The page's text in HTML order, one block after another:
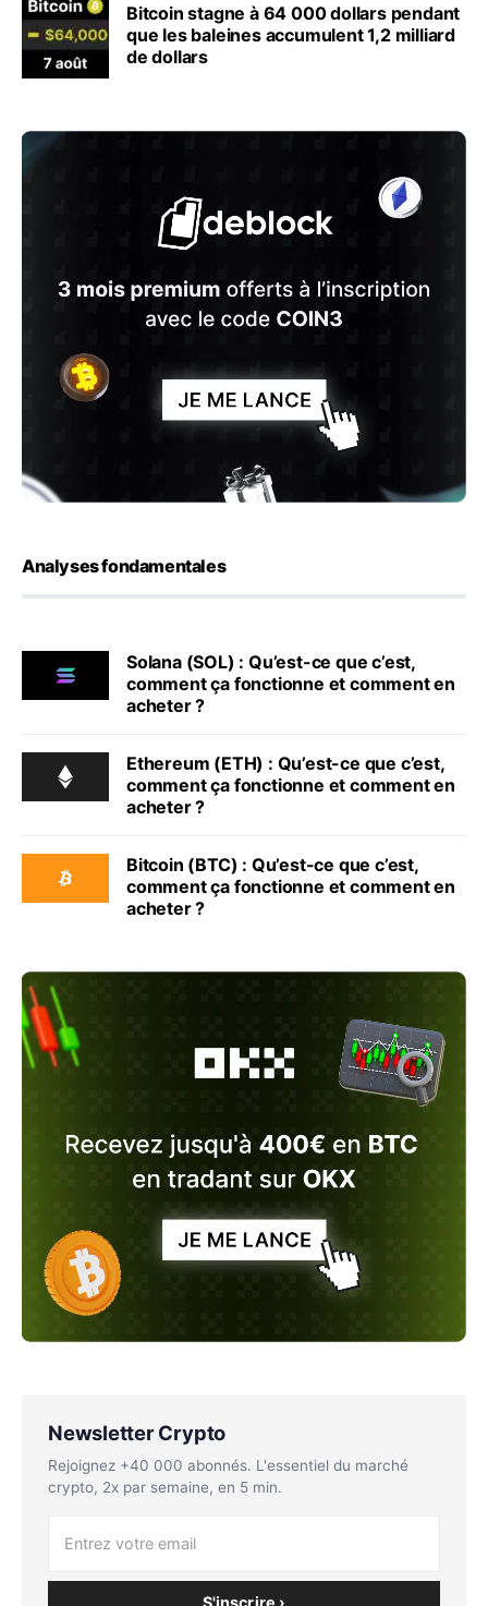
Bitcoin stagne à 64 000 dollars pendant
que les baleines accumulent 1,2 milliard
de dollars
Analyses fondamentales
Solana (SOL) : Qu’est-ce que c’est,
comment ça fonctionne et comment en
acheter ?
Ethereum (ETH) : Qu’est-ce que c’est,
comment ça fonctionne et comment en
acheter ?
Bitcoin (BTC) : Qu’est-ce que c’est,
comment ça fonctionne et comment en
acheter ?
Newsletter Crypto
Rejoignez +40 000 abonnés. L'essentiel du marché
crypto, 2x par semaine, en 5 min.